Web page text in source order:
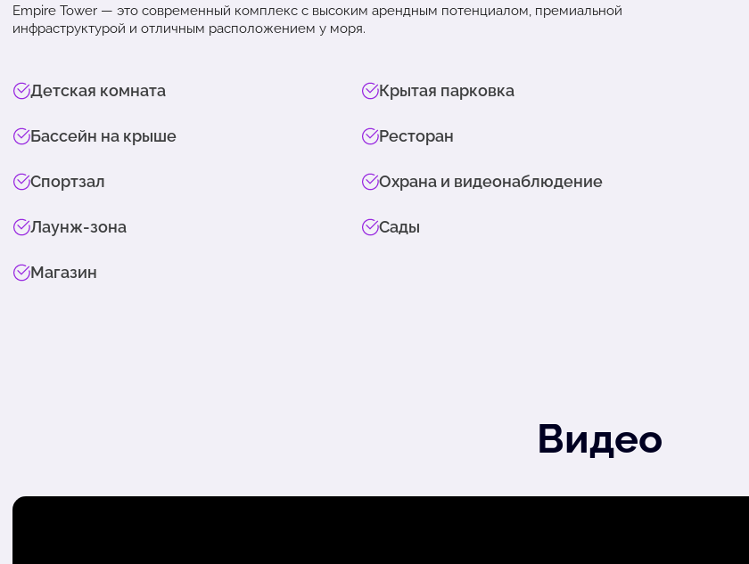
Empire Tower — это современный комплекс с высоким арендным потенциалом, премиальной
инфраструктурой и отличным расположением у моря.
Детская комната Крытая парковка
Бассейн на крыше Ресторан
Спортзал Охрана и видеонаблюдение
Лаунж-зона Сады
Магазин
Видео